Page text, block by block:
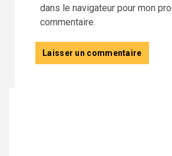
dans le navigateur pour mon
commentaire.